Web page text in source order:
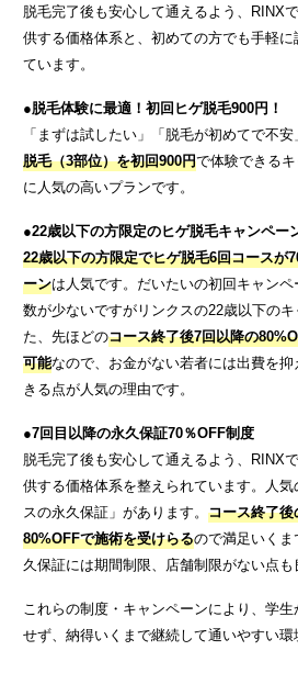
脱毛完了後も安心して通えるよう、RINX
供する価格体系と、初めての方でも手軽
ています。
●脱毛体験に最適！初回ヒゲ脱毛900円！
「まずは試したい」「脱毛が初めてで不安
脱毛（3部位）を初回900円で体験できる
に人気の高いプランです。
●22歳以下の方限定のヒゲ脱毛キャンペー
22歳以下の方限定でヒゲ脱毛6回コースが
ーンは人気です。だいたいの初回キャン
数が少ないですがリンクスの22歳以下の
た、先ほどのコース終了後7回以降の
可能なので、お金がない若者には出費を
きる点が人気の理由です。
●7回目以降の永久保証70％OFF制度
脱毛完了後も安心して通えるよう、RINX
供する価格体系を整えられています。人
スの永久保証」があります。 コース終了後
80%OFFで施術を受けらるので満足いくま
久保証には期間制限、店舗制限がない点も
これらの制度・キャンペーンにより、学
せず、納得いくまで継続して通いやすい環